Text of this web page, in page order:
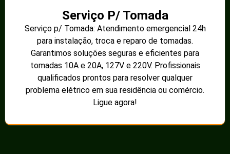
Serviço P/ Tomada
Serviço p/ Tomada: Atendimento emergencial 24h
para instalação, troca e reparo de tomadas.
Garantimos soluções seguras e eficientes para
tomadas 10A e 20A, 127V e 220V. Profissionais
qualificados prontos para resolver qualquer
problema elétrico em sua residência ou comércio.
Ligue agora!